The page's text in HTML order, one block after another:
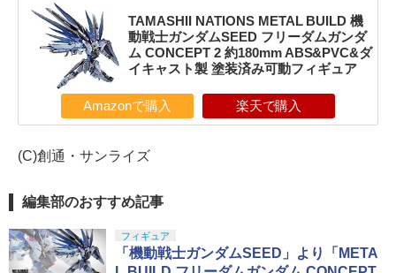
TAMASHII NATIONS METAL BUILD 機
動戦士ガンダムSEED フリーダムガンダ
ム CONCEPT 2 約180mm ABS&PVC&ダ
イキャスト製 塗装済み可動フィギュア
Amazonで購入 楽天で購入
(C)創通・サンライズ
編集部のおすすめ記事
フィギュア
「機動戦士ガンダムSEED」より「META